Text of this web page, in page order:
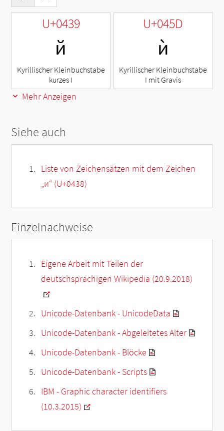
U+0439
й
Kyrillischer Kleinbuchstabe
kurzes I
U+045D
ѝ
Kyrillischer Kleinbuchstabe
I mit Gravis
Mehr Anzeigen
Siehe auch
Liste von Zeichensätzen mit dem Zeichen
„и“ (U+0438)
Einzelnachweise
Eigene Arbeit mit Teilen der
deutschsprachigen Wikipedia (20.9.2018)
Unicode-Datenbank - UnicodeData
Unicode-Datenbank - Abgeleitetes Alter
Unicode-Datenbank - Blöcke
Unicode-Datenbank - Scripts
IBM - Graphic character identifiers
(10.3.2015)